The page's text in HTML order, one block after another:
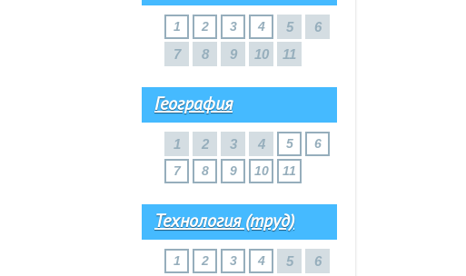
1 2 3 4 5
6
7
8 9 10 11
География
1 2 3 4 5
6
7
8 9 10 11
Технология (труд)
1 2 3 4 5
6